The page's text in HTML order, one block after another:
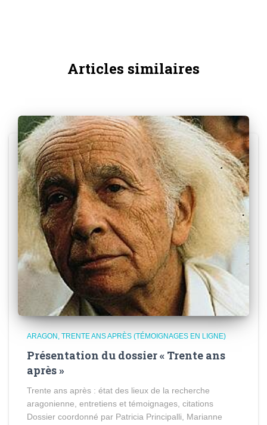
Articles similaires
ARAGON, TRENTE ANS APRÈS (TÉMOIGNAGES EN LIGNE)
Présentation du dossier « Trente ans
après »
Trente ans après : état des lieux de la recherche
aragonienne, entretiens et témoignages, citations
Dossier coordonné par Patricia Principalli, Marianne